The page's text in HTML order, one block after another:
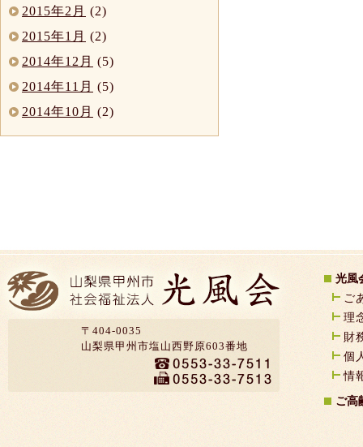
2015年2月 (2)
2015年1月 (2)
2014年12月 (5)
2014年11月 (5)
2014年10月 (2)
〒404-0035
山梨県甲州市塩山西野原603番地
光風
ご
理
財
個
情
ご高